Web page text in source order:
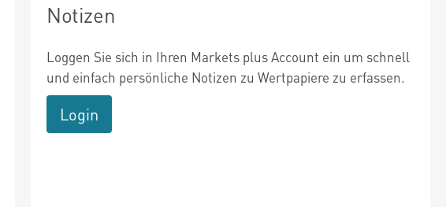
Notizen
Loggen Sie sich in Ihren Markets plus Account ein um schnell
und einfach persönliche Notizen zu Wertpapiere zu erfassen.
Login